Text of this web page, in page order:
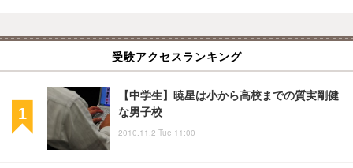
受験アクセスランキング
【中学生】暁星は小から高校までの質実剛健
な男子校
2010.11.2 Tue 11:00